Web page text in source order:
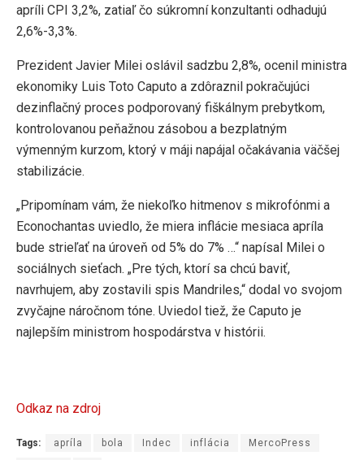
apríli CPI 3,2%, zatiaľ čo súkromní konzultanti odhadujú
2,6%-3,3%.
Prezident Javier Milei oslávil sadzbu 2,8%, ocenil ministra
ekonomiky Luis Toto Caputo a zdôraznil pokračujúci
dezinflačný proces podporovaný fiškálnym prebytkom,
kontrolovanou peňažnou zásobou a bezplatným
výmenným kurzom, ktorý v máji napájal očakávania väčšej
stabilizácie.
„Pripomínam vám, že niekoľko hitmenov s mikrofónmi a
Econochantas uviedlo, že miera inflácie mesiaca apríla
bude strieľať na úroveň od 5% do 7% …“ napísal Milei o
sociálnych sieťach. „Pre tých, ktorí sa chcú baviť,
navrhujem, aby zostavili spis Mandriles,“ dodal vo svojom
zvyčajne náročnom tóne. Uviedol tiež, že Caputo je
najlepším ministrom hospodárstva v histórii.
Odkaz na zdroj
Tags: apríla bola Indec inflácia MercoPress